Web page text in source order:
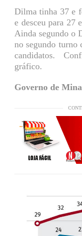
Dilma tinha 37 e
e desceu para 27
Ainda segundo o
no segundo turno
candidatos.
gráfico.
Governo de